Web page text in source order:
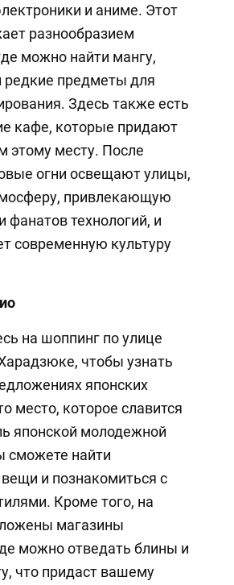
и аниме. Этот
разнообразием
можно найти мангу,
редкие предметы для
Здесь также есть
кафе, которые придают
этому месту. После
огни освещают улицы,
привлекающую
фанатов технологий, и
современную культуру
на шоппинг по улице
чтобы узнать
японских
место, которое славится
японской молодежной
сможете найти
и познакомиться с
Кроме того, на
магазины
можно отведать блины и
что придаст вашему